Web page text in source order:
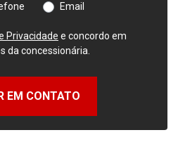
Email
Privacidade e concordo em
da concessionária.
EM CONTATO